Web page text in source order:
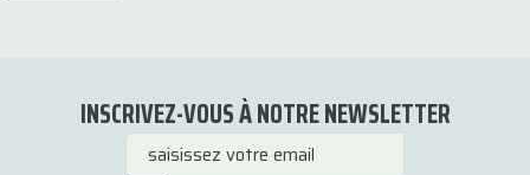
INSCRIVEZ-VOUS À NOTRE NEWSLETTER